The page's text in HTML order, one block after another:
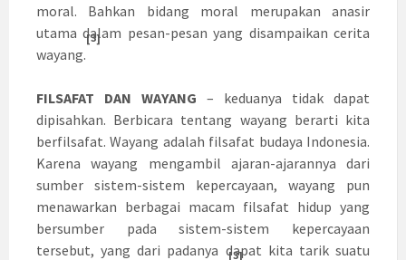
moral. Bahkan bidang moral merupakan anasir
utama dalam pesan-pesan yang disampaikan cerita
wayang.
[3]
FILSAFAT DAN WAYANG – keduanya tidak dapat
dipisahkan. Berbicara tentang wayang berarti kita
berfilsafat. Wayang adalah filsafat budaya Indonesia.
Karena wayang mengambil ajaran-ajarannya dari
sumber sistem-sistem kepercayaan, wayang pun
menawarkan berbagai macam filsafat hidup yang
bersumber pada sistem-sistem kepercayaan
tersebut, yang dari padanya dapat kita tarik suatu
[3]